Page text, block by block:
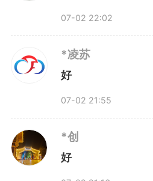
为科技工作者和党
一时的成果，要时
求自己。
他把这种精神融
在重大攻关任务中
07-02 22:02
*凌苏
好
07-02 21:55
*创
好